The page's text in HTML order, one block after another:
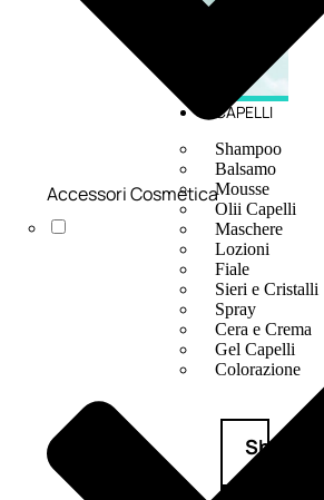
CAPELLI
Shampoo
Balsamo
Mousse
Olii Capelli
Maschere
Lozioni
Fiale
Sieri e Cristalli
Spray
Cera e Crema
Gel Capelli
Colorazione
Shampoo
Accessori Cosmetica